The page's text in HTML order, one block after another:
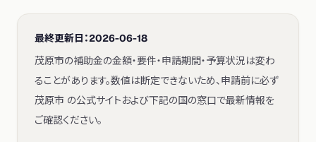
最終更新日：2026-06-18
茂原市の補助金の金額・要件・申請期間・予算状況は変わ
ることがあります。数値は断定できないため、申請前に必ず
茂原市 の公式サイトおよび下記の国の窓口で最新情報を
ご確認ください。